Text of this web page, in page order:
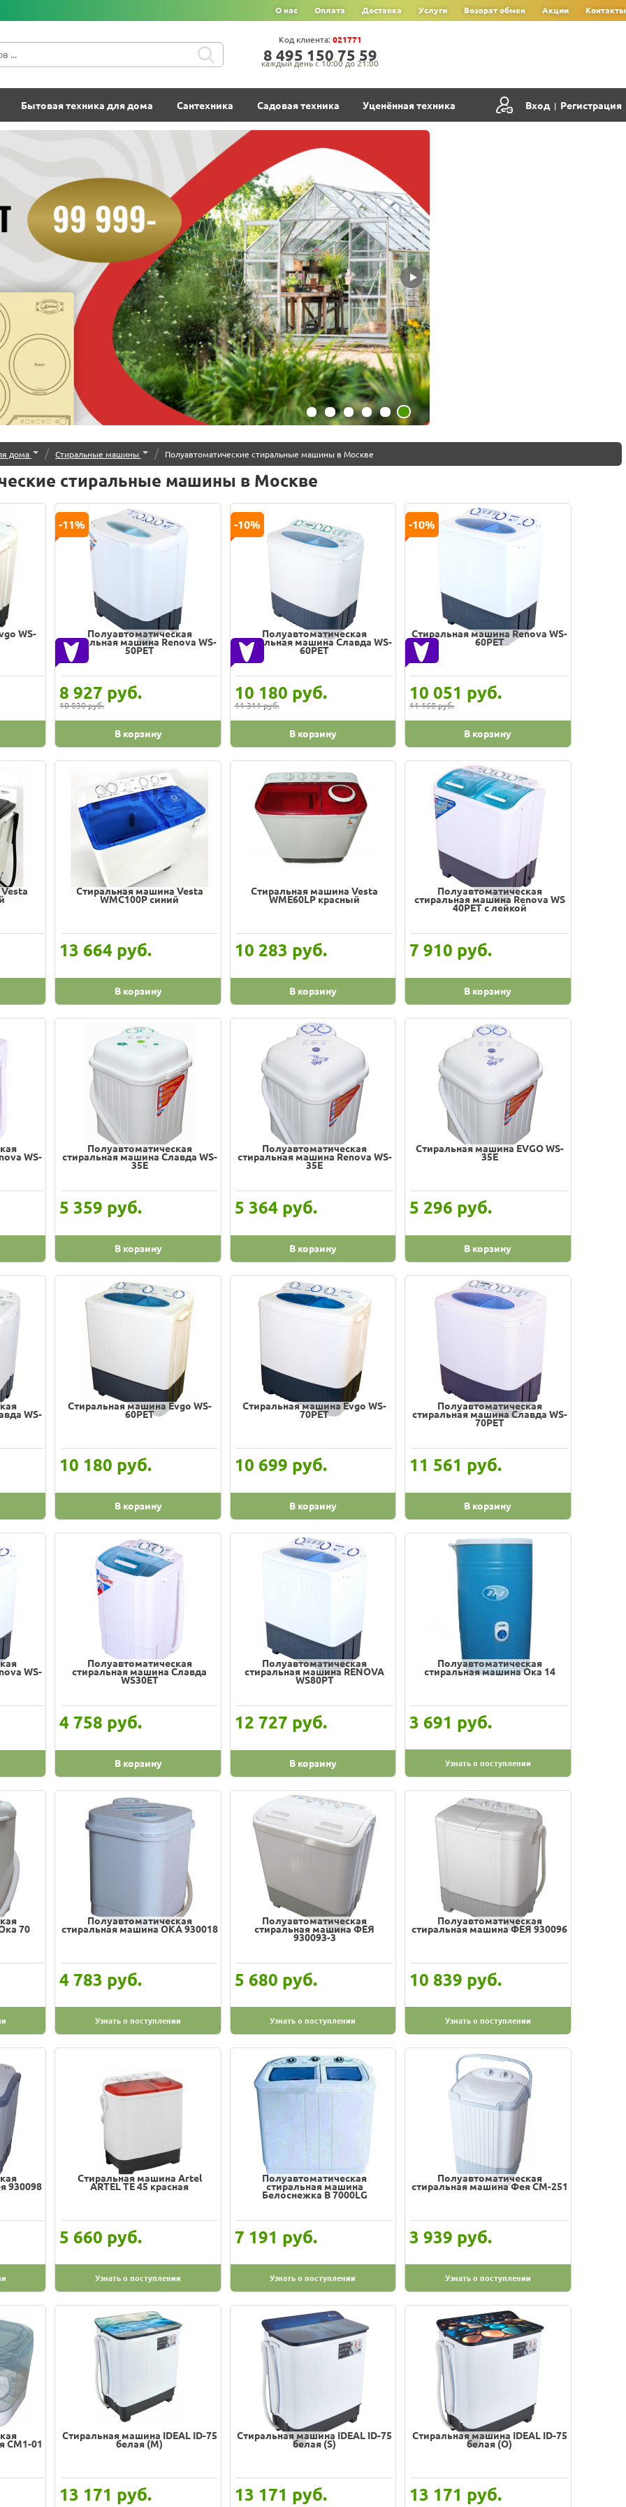
О нас Оплата Доставка Услуги Возврат обмен Акции Контакты
8‍ 4‍9‍5‍ 1‍5‍0‍ 7‍5‍ 5‍9‍
каждый день с 10:00 до 21:00
Код клиента: 021771
Бытовая техника для дома Сантехника Садовая техника Уценённая техника Вход | Регистрация
дома / Стиральные машины / Полуавтоматические стиральные машины в Москве
стиральные машины в Москве
WS- Полуавтоматическая
стиральная машина Renova WS-
50РЕТ
8 927 руб.
10 030 руб.
-11%
В корзину
Полуавтоматическая
стиральная машина Славда WS-
60PET
10 180 руб.
11 311 руб.
-10%
В корзину
Стиральная машина Renova WS-
60РЕТ
10 051 руб.
11 168 руб.
-10%
В корзину
Стиральная машина Vesta
WMC100P синий
13 664 руб.
В корзину
Стиральная машина Vesta
WME60LP красный
10 283 руб.
В корзину
Полуавтоматическая
стиральная машина Renova WS
40PET с лейкой
7 910 руб.
В корзину
WS-
Полуавтоматическая
стиральная машина Славда WS-
35E
5 359 руб.
В корзину
Полуавтоматическая
стиральная машина Renova WS-
35E
5 364 руб.
В корзину
Стиральная машина EVGO WS-
35E
5 296 руб.
В корзину
WS-
Стиральная машина Evgo WS-
60PET
10 180 руб.
В корзину
Стиральная машина Evgo WS-
70PET
10 699 руб.
В корзину
Полуавтоматическая
стиральная машина Славда WS-
70PET
11 561 руб.
В корзину
WS-
Полуавтоматическая
стиральная машина Славда
WS30ET
4 758 руб.
В корзину
Полуавтоматическая
стиральная машина RENOVA
WS80PT
12 727 руб.
В корзину
Полуавтоматическая
стиральная машина Ока 14
3 691 руб.
Узнать о поступлении
70
Полуавтоматическая
стиральная машина ОКА 930018
4 783 руб.
Узнать о поступлении
Полуавтоматическая
стиральная машина ФЕЯ
930093-3
5 680 руб.
Узнать о поступлении
Полуавтоматическая
стиральная машина ФЕЯ 930096
10 839 руб.
Узнать о поступлении
930098
Стиральная машина Artel
ARTEL TЕ 45 красная
5 660 руб.
Узнать о поступлении
Полуавтоматическая
стиральная машина
Белоснежка B 7000LG
7 191 руб.
Узнать о поступлении
Полуавтоматическая
стиральная машина Фея CM-251
3 939 руб.
Узнать о поступлении
CM1-01
Стиральная машина IDEAL ID-75
белая (M)
13 171 руб.
Стиральная машина IDEAL ID-75
белая (S)
13 171 руб.
Стиральная машина IDEAL ID-75
белая (О)
13 171 руб.